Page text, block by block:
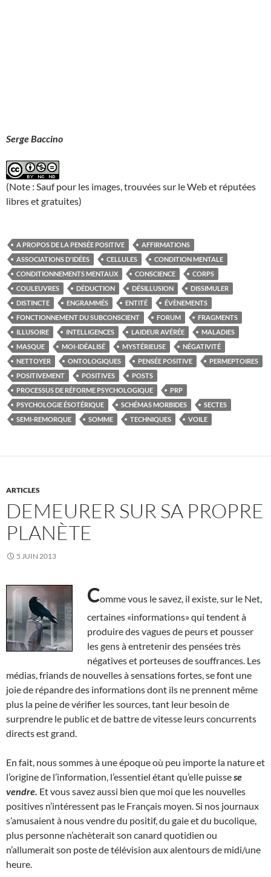
Serge Baccino
(Note : Sauf pour les images, trouvées sur le Web et réputées
libres et gratuites)
A PROPOS DE LA PENSÉE POSITIVE
AFFIRMATIONS
ASSOCIATIONS D'IDÉES
CELLULES
CONDITION MENTALE
CONDITIONNEMENTS MENTAUX
CONSCIENCE
CORPS
COULEUVRES
DÉDUCTION DÉSILLUSION
DISSIMULER
DISTINCTE
ENGRAMMÉS ENTITÉ
ÉVÈNEMENTS
FONCTIONNEMENT DU SUBCONSCIENT
FORUM
FRAGMENTS
ILLUSOIRE
INTELLIGENCES LAIDEUR AVÉRÉE
MALADIES
MASQUE
MOI-IDÉALISÉ MYSTÉRIEUSE
NÉGATIVITÉ
NETTOYER
ONTOLOGIQUES PENSÉE POSITIVE
PERMEPTOIRES
POSITIVEMENT
POSITIVES
POSTS
PROCESSUS DE RÉFORME PSYCHOLOGIQUE
PRP
PSYCHOLOGIE ÉSOTÉRIQUE
SCHÉMAS MORBIDES
SECTES
SEMI-REMORQUE
SOMME TECHNIQUES VOILE
ARTICLES
DEMEURER SUR SA PROPRE
PLANÈTE
5 JUIN 2013
Comme vous le savez, il existe, sur le Net,
certaines «informations» qui tendent à
produire des vagues de peurs et pousser
les gens à entretenir des pensées très
négatives et porteuses de souffrances. Les
médias, friands de nouvelles à sensations fortes, se font une
joie de répandre des informations dont ils ne prennent même
plus la peine de vérifier les sources, tant leur besoin de
surprendre le public et de battre de vitesse leurs concurrents
directs est grand.
En fait, nous sommes à une époque où peu importe la nature et
l’origine de l’information, l’essentiel étant qu’elle puissese
vendre. Et vous savez aussi bien que moi que les nouvelles
positives n’intéressent pas le Français moyen. Si nos journaux
s’amusaient à nous vendre du positif, du gaie et du bucolique,
plus personne n’achèterait son canard quotidien ou
n’allumerait son poste de télévision aux alentours de midi/une
heure.